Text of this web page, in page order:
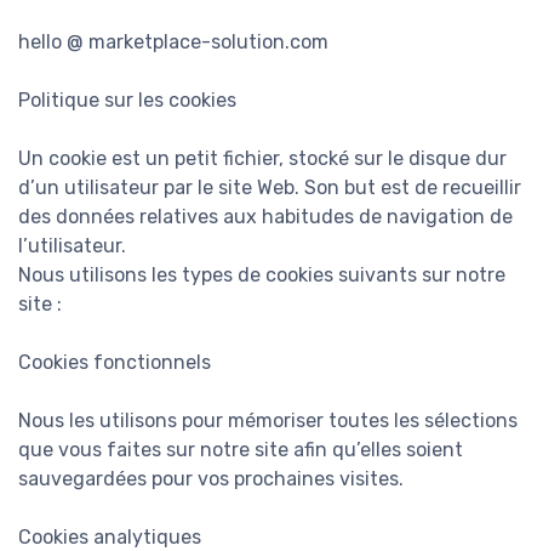
hello @ marketplace-solution.com
Politique sur les cookies
Un cookie est un petit fichier, stocké sur le disque dur
d’un utilisateur par le site Web. Son but est de recueillir
des données relatives aux habitudes de navigation de
l’utilisateur.
Nous utilisons les types de cookies suivants sur notre
site :
Cookies fonctionnels
Nous les utilisons pour mémoriser toutes les sélections
que vous faites sur notre site afin qu’elles soient
sauvegardées pour vos prochaines visites.
Cookies analytiques